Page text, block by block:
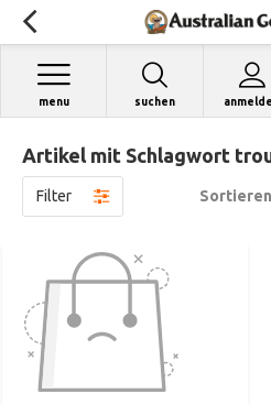
suchen
menu
Artikel mit Schlagwort
Filter